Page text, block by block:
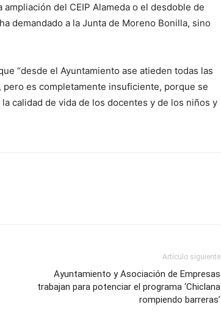
del CEIP Alameda o el desdoble de
demandado a la Junta de Moreno Bonilla, sino
“desde el Ayuntamiento ase atieden todas las
es completamente insuficiente, porque se
calidad de vida de los docentes y de los niños y
Artículo siguiente
Ayuntamiento y Asociación de Empresas
trabajan para potenciar el programa ‘Chiclana
rompiendo barreras’